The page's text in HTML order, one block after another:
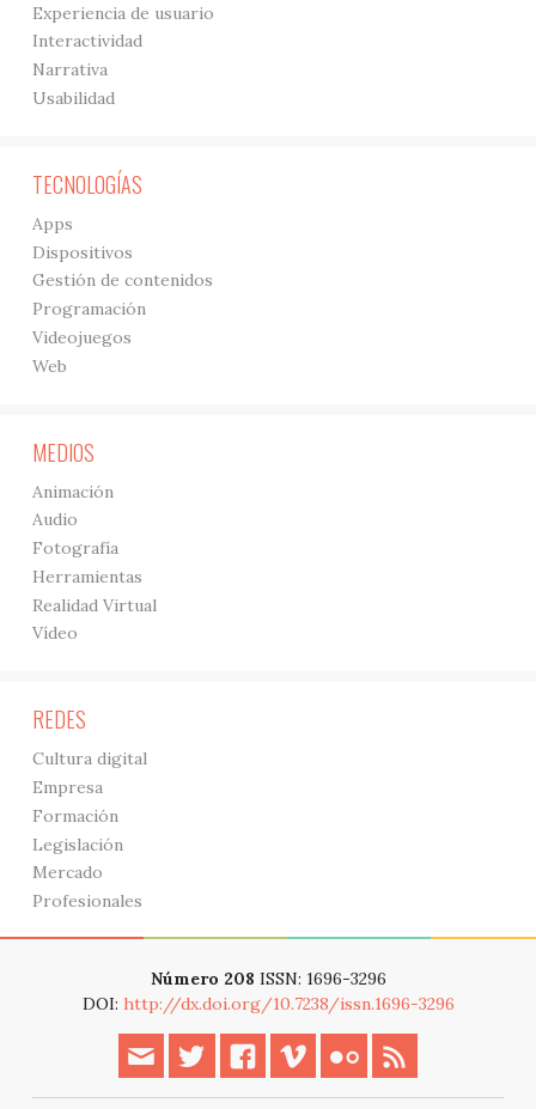
Experiencia de usuario
Interactividad
Narrativa
Usabilidad
TECNOLOGÍAS
Apps
Dispositivos
Gestión de contenidos
Programación
Videojuegos
Web
MEDIOS
Animación
Audio
Fotografía
Herramientas
Realidad Virtual
Vídeo
REDES
Cultura digital
Empresa
Formación
Legislación
Mercado
Profesionales
Número 208 ISSN: 1696-3296
DOI: http://dx.doi.org/10.7238/issn.1696-3296